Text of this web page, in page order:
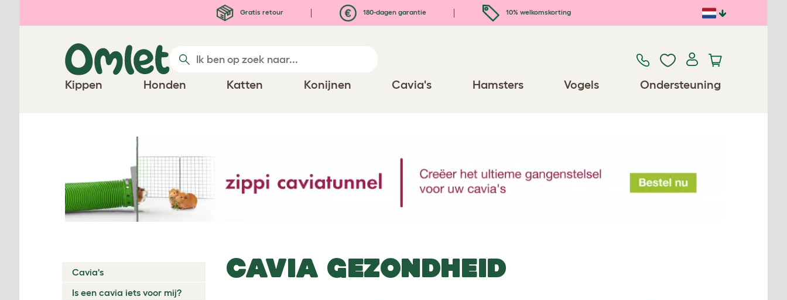
Gratis retour 180-dagen garantie 10% welkomskorting
Kippen Honden Katten Konijnen Cavia's Hamsters Vogels Ondersteuning
Cavia's
Is een cavia iets voor mij?
CAVIA GEZONDHEID